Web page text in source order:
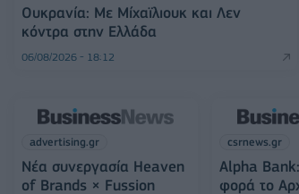
Ουκρανία: Με Μίχαϊλιουκ και Λεν
κόντρα στην Ελλάδα
06/08/2026 - 18:12
advertising.gr
Νέα συνεργασία Heaven
of Brands × Fussion
csrnews.gr
Alpha
φορά το